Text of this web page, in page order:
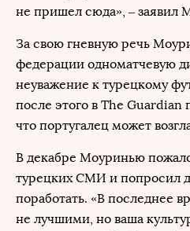
не пришел сюда», – заявил
За свою гневную речь
федерации одноматчевую
неуважение к турецкому
после этого в The
что португалец может
В декабре Моуринью
турецких СМИ и попросил
поработать. «В последнее
не лучшими, но ваша